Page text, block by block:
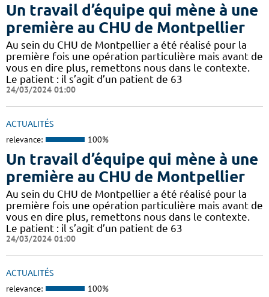
Un travail d’équipe qui mène à une
première au CHU de Montpellier
Au sein du CHU de Montpellier a été réalisé pour la
première fois une opération particulière mais avant de
vous en dire plus, remettons nous dans le contexte.
Le patient : il s’agit d’un patient de 63
24/03/2024 01:00
ACTUALITÉS
relevance: 100%
Un travail d’équipe qui mène à une
première au CHU de Montpellier
Au sein du CHU de Montpellier a été réalisé pour la
première fois une opération particulière mais avant de
vous en dire plus, remettons nous dans le contexte.
Le patient : il s’agit d’un patient de 63
24/03/2024 01:00
ACTUALITÉS
relevance: 100%